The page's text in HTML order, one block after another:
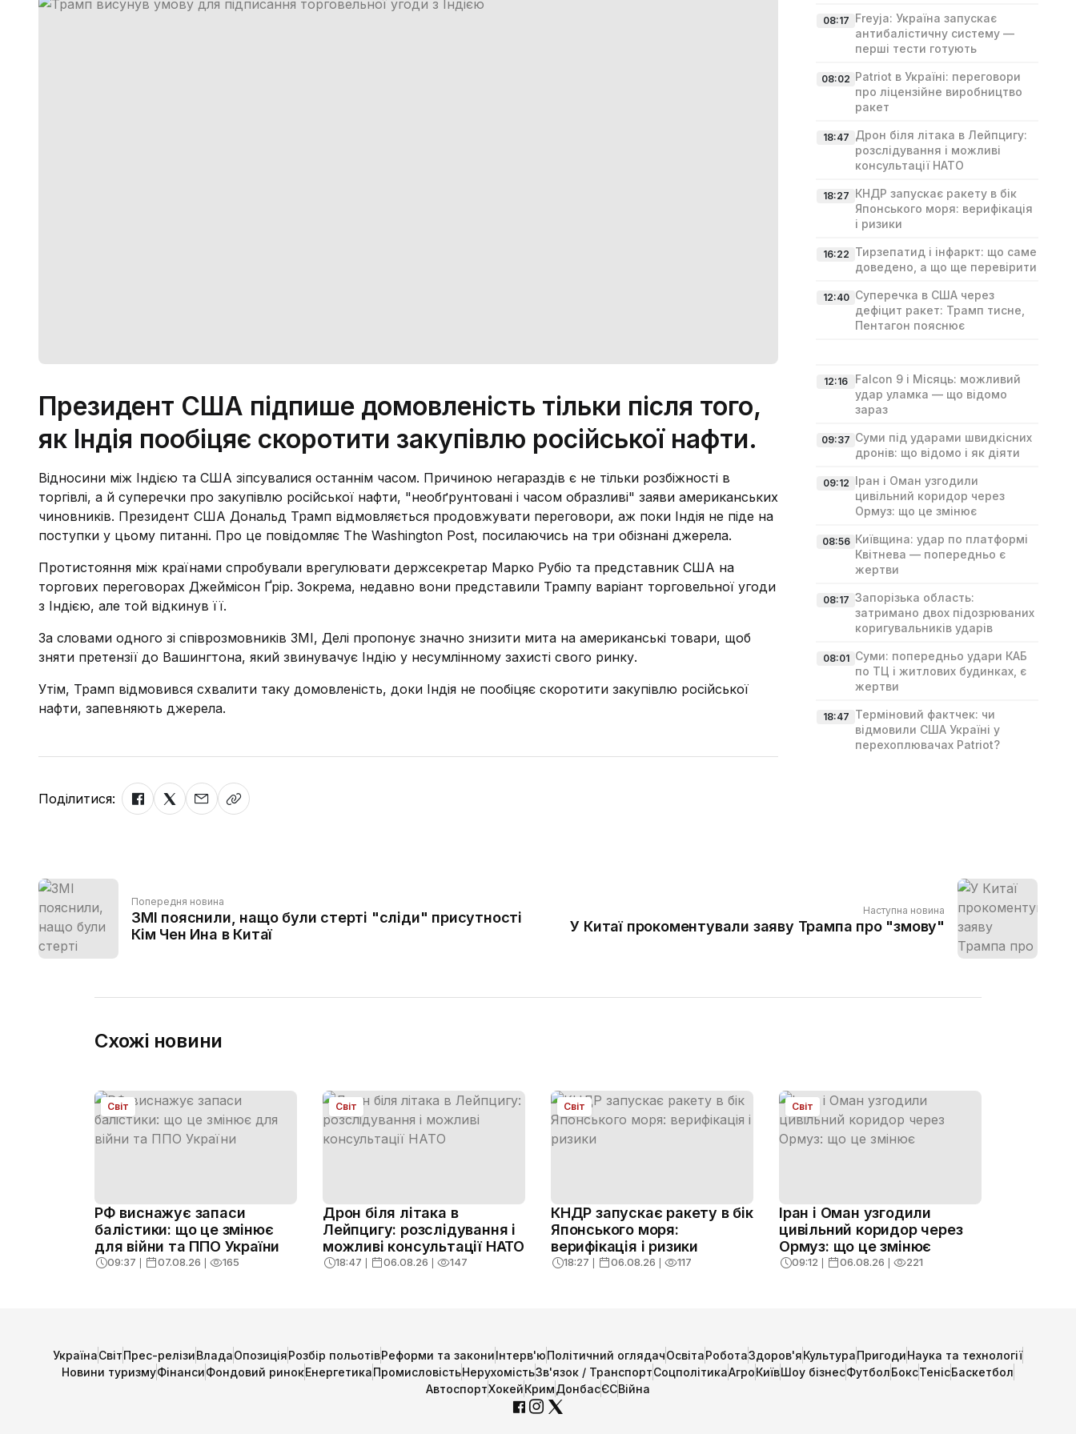
Президент США підпише домовленість тільки після того,
як Індія пообіцяє скоротити закупівлю російської нафти.
Відносини між Індією та США зіпсувалися останнім часом. Причиною негараздів є не тільки розбіжності в
торгівлі, а й суперечки про закупівлю російської нафти, "необґрунтовані і часом образливі" заяви американських
чиновників. Президент США Дональд Трамп відмовляється продовжувати переговори, аж поки Індія не піде на
поступки у цьому питанні. Про це повідомляє The Washington Post, посилаючись на три обізнані джерела.
Протистояння між країнами спробували врегулювати держсекретар Марко Рубіо та представник США на
торгових переговорах Джеймісон Ґрір. Зокрема, недавно вони представили Трампу варіант торговельної угоди
з Індією, але той відкинув її.
За словами одного зі співрозмовників ЗМІ, Делі пропонує значно знизити мита на американські товари, щоб
зняти претензії до Вашингтона, який звинувачує Індію у несумлінному захисті свого ринку.
Утім, Трамп відмовився схвалити таку домовленість, доки Індія не пообіцяє скоротити закупівлю російської
нафти, запевняють джерела.
Поділитися:
08:17 Freyja: Україна запускає
антибалістичну систему —
перші тести готують
08:02 Patriot в Україні: переговори
про ліцензійне виробництво
ракет
18:47 Дрон біля літака в Лейпцигу:
розслідування і можливі
консультації НАТО
18:27 КНДР запускає ракету в бік
Японського моря: верифікація
і ризики
16:22 Тирзепатид і інфаркт: що саме
доведено, а що ще перевірити
12:40 Суперечка в США через
дефіцит ракет: Трамп тисне,
Пентагон пояснює
12:16
Falcon 9 і Місяць: можливий
удар уламка — що відомо
зараз
09:37 Суми під ударами швидкісних
дронів: що відомо і як діяти
09:12 Іран і Оман узгодили
цивільний коридор через
Ормуз: що це змінює
08:56 Київщина: удар по платформі
Квітнева — попередньо є
жертви
08:17 Запорізька область:
затримано двох підозрюваних
коригувальників ударів
08:01 Суми: попередньо удари КАБ
по ТЦ і житлових будинках, є
жертви
18:47 Терміновий фактчек: чи
відмовили США Україні у
перехоплювачах Patriot?
Попередня новина
ЗМІ пояснили, нащо були стерті "сліди" присутності
Кім Чен Ина в Китаї
Наступна новина
У Китаї прокоментували заяву Трампа про "змову"
Схожі новини
Світ
РФ виснажує запаси
балістики: що це змінює
для війни та ППО України
09:37 ❘ 07.08.26 ❘ 165
Світ
Дрон біля літака в
Лейпцигу: розслідування і
можливі консультації НАТО
18:47 ❘ 06.08.26 ❘ 147
Світ
КНДР запускає ракету в бік
Японського моря:
верифікація і ризики
18:27 ❘ 06.08.26 ❘ 117
Світ
Іран і Оман узгодили
цивільний коридор через
Ормуз: що це змінює
09:12 ❘ 06.08.26 ❘ 221
УкраїнаСвітПрес-релізиВладаОпозиціяРозбір польотівРеформи та закониІнтерв'юПолітичний оглядачОсвітаРоботаЗдоров'яКультураПригодиНаука та технології
Новини туризмуФінансиФондовий ринокЕнергетикаПромисловістьНерухомістьЗв'язок / ТранспортСоцполітикаАгроКиївШоу бізнесФутболБоксТенісБаскетбол
АвтоспортХокейКримДонбасЄСВійна